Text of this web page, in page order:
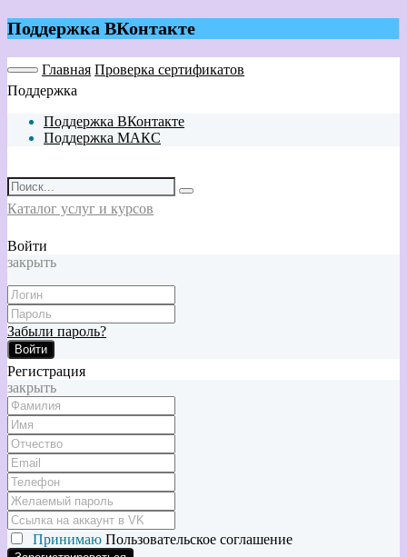
Поддержка ВКонтакте
Главная Проверка сертификатов
Поддержка
Поддержка ВКонтакте
Поддержка МАКС
Каталог услуг и курсов
Войти
закрыть
Забыли пароль?
Войти
Регистрация
закрыть
Принимаю Пользовательское соглашение